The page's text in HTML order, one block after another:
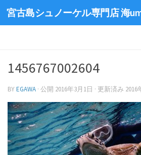
宮古島シュノーケル専門店 海
1456767002604
BYEGAWA · 公開 2016年3月1日 · 更新済み 2016